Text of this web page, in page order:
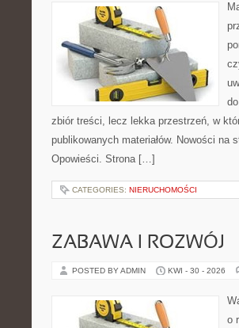
zbiór treści, lecz lekka przestrzeń, w
publikowanych materiałów. Nowości
Opowieści. Strona […]
CATEGORIES: NIERUCHOMOŚCI
ZABAWA I ROZWÓJ
POSTED BY ADMIN KWI - 30 - 2026
o